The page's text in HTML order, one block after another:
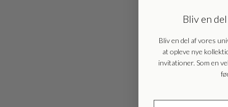
Bliv en
Bliv en del af vores
at opleve nye
invitationer. Som en